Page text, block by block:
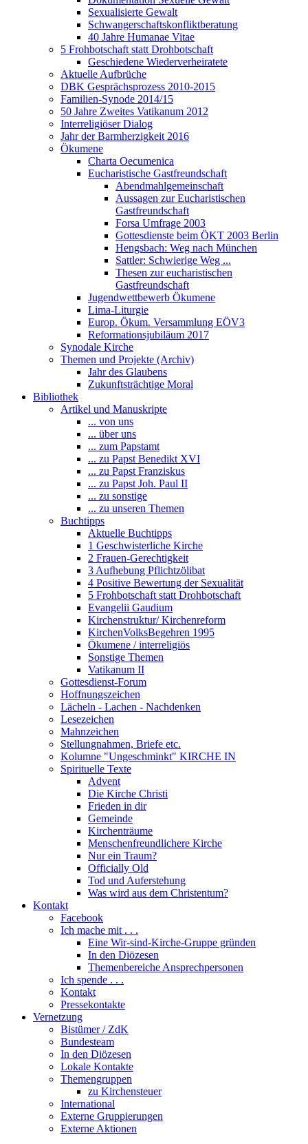
Sexualisierte Gewalt
Schwangerschaftskonfliktberatung
40 Jahre Humanae Vitae
5 Frohbotschaft statt Drohbotschaft
Geschiedene Wiederverheiratete
Aktuelle Aufbrüche
DBK Gesprächsprozess 2010-2015
Familien-Synode 2014/15
50 Jahre Zweites Vatikanum 2012
Interreligiöser Dialog
Jahr der Barmherzigkeit 2016
Ökumene
Charta Oecumenica
Eucharistische Gastfreundschaft
Abendmahlgemeinschaft
Aussagen zur Eucharistischen
Gastfreundschaft
Forsa Umfrage 2003
Gottesdienste beim ÖKT 2003 Berlin
Hengsbach: Weg nach München
Sattler: Schwierige Weg ...
Thesen zur eucharistischen
Gastfreundschaft
Jugendwettbewerb Ökumene
Lima-Liturgie
Europ. Ökum. Versammlung EÖV3
Reformationsjubiläum 2017
Synodale Kirche
Themen und Projekte (Archiv)
Jahr des Glaubens
Zukunftsträchtige Moral
Bibliothek
Artikel und Manuskripte
... von uns
... über uns
... zum Papstamt
... zu Papst Benedikt XVI
... zu Papst Franziskus
... zu Papst Joh. Paul II
... zu sonstige
... zu unseren Themen
Buchtipps
Aktuelle Buchtipps
1 Geschwisterliche Kirche
2 Frauen-Gerechtigkeit
3 Aufhebung Pflichtzölibat
4 Positive Bewertung der Sexualität
5 Frohbotschaft statt Drohbotschaft
Evangelii Gaudium
Kirchenstruktur/ Kirchenreform
KirchenVolksBegehren 1995
Ökumene / interreligiös
Sonstige Themen
Vatikanum II
Gottesdienst-Forum
Hoffnungszeichen
Lächeln - Lachen - Nachdenken
Lesezeichen
Mahnzeichen
Stellungnahmen, Briefe etc.
Kolumne "Ungeschminkt" KIRCHE IN
Spirituelle Texte
Advent
Die Kirche Christi
Frieden in dir
Gemeinde
Kirchenträume
Menschenfreundlichere Kirche
Nur ein Traum?
Officially Old
Tod und Auferstehung
Was wird aus dem Christentum?
Kontakt
Facebook
Ich mache mit . . .
Eine Wir-sind-Kirche-Gruppe gründen
In den Diözesen
Themenbereiche Ansprechpersonen
Ich spende . . .
Kontakt
Pressekontakte
Vernetzung
Bistümer / ZdK
Bundesteam
In den Diözesen
Lokale Kontakte
Themengruppen
zu Kirchensteuer
International
Externe Gruppierungen
Externe Aktionen